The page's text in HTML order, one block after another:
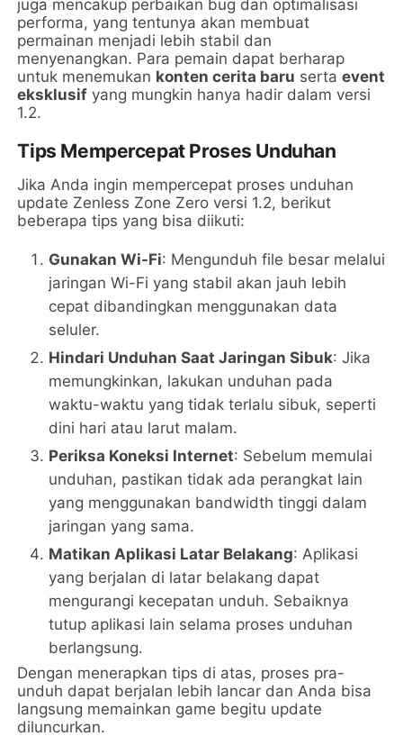
juga mencakup perbaikan bug dan optimalisasi
performa, yang tentunya akan membuat
permainan menjadi lebih stabil dan
menyenangkan. Para pemain dapat berharap
untuk menemukan konten cerita baru sertaevent
eksklusif yang mungkin hanya hadir dalam versi
1.2.
Tips Mempercepat Proses Unduhan
Jika Anda ingin mempercepat proses unduhan
update Zenless Zone Zero versi 1.2, berikut
beberapa tips yang bisa diikuti:
Gunakan Wi-Fi: Mengunduh file besar melalui
jaringan Wi-Fi yang stabil akan jauh lebih
cepat dibandingkan menggunakan data
seluler.
Hindari Unduhan Saat Jaringan Sibuk: Jika
memungkinkan, lakukan unduhan pada
waktu-waktu yang tidak terlalu sibuk, seperti
dini hari atau larut malam.
Periksa Koneksi Internet: Sebelum memulai
unduhan, pastikan tidak ada perangkat lain
yang menggunakan bandwidth tinggi dalam
jaringan yang sama.
Matikan Aplikasi Latar Belakang: Aplikasi
yang berjalan di latar belakang dapat
mengurangi kecepatan unduh. Sebaiknya
tutup aplikasi lain selama proses unduhan
berlangsung.
Dengan menerapkan tips di atas, proses pra-
unduh dapat berjalan lebih lancar dan Anda bisa
langsung memainkan game begitu update
diluncurkan.